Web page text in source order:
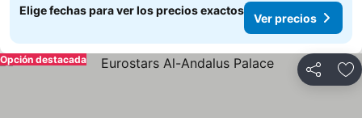
Elige fechas para ver los precios exactos
Ver precios
Compartir
Opción destacada